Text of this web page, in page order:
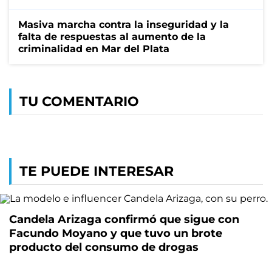
Masiva marcha contra la inseguridad y la
falta de respuestas al aumento de la
criminalidad en Mar del Plata
TU COMENTARIO
TE PUEDE INTERESAR
Candela Arizaga confirmó que sigue con
Facundo Moyano y que tuvo un brote
producto del consumo de drogas